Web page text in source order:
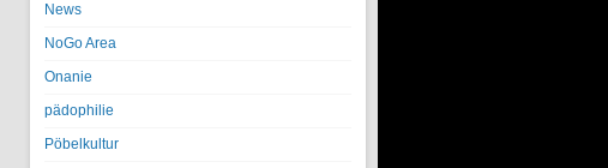
News
NoGo Area
Onanie
pädophilie
Pöbelkultur